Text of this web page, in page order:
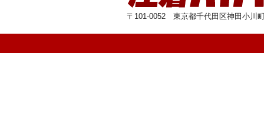
〒101-0052 東京都千代田区神田小川